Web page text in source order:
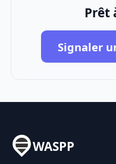
Prêt
Signaler
WASPP